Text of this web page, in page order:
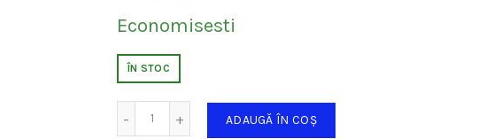
Economisesti
ÎN STOC
ADAUGĂ ÎN COȘ